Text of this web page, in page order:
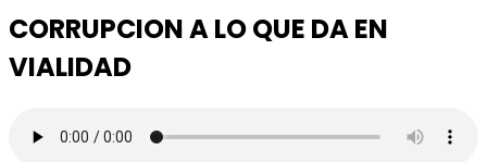
CORRUPCION A LO QUE DA EN
VIALIDAD